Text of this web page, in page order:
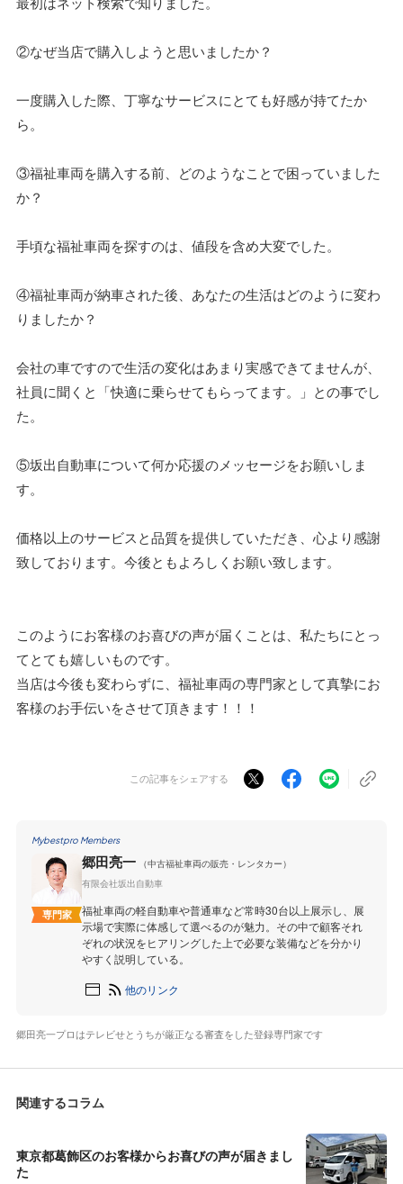
②なぜ当店で購入しようと思いましたか？
一度購入した際、丁寧なサービスにとても好感が持てたか
ら。
③福祉車両を購入する前、どのようなことで困っていました
か？
手頃な福祉車両を探すのは、値段を含め大変でした。
④福祉車両が納車された後、あなたの生活はどのように変わ
りましたか？
会社の車ですので生活の変化はあまり実感できてませんが、
社員に聞くと「快適に乗らせてもらってます。」との事でし
た。
⑤坂出自動車について何か応援のメッセージをお願いしま
す。
価格以上のサービスと品質を提供していただき、心より感謝
致しております。今後ともよろしくお願い致します。
このようにお客様のお喜びの声が届くことは、私たちにとっ
てとても嬉しいものです。
当店は今後も変わらずに、福祉車両の専門家として真摯にお
客様のお手伝いをさせて頂きます！！！
この記事をシェアする
Mybestpro Members
専門家
郷田亮一
（中古福祉車両の販売・レンタカー）
有限会社坂出自動車
福祉車両の軽自動車や普通車など常時30台以上展示し、展
示場で実際に体感して選べるのが魅力。その中で顧客それ
ぞれの状況をヒアリングした上で必要な装備などを分かり
やすく説明している。
他のリンク
郷田亮一プロはテレビせとうちが厳正なる審査をした登録専門家です
関連するコラム
東京都葛飾区のお客様からお喜びの声が届きまし
た